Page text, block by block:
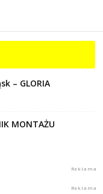
– GLORIA
MONTAŻU